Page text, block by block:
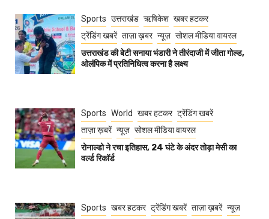
Sports उत्तराखंड ऋषिकेश खबर हटकर
ट्रेंडिंग खबरें ताज़ा ख़बर न्यूज़ सोशल मीडिया वायरल
उत्तराखंड की बेटी सनाया भंडारी ने तीरंदाजी में जीता गोल्ड,
ओलंपिक में प्रतिनिधित्व करना है लक्ष्य
Sports World खबर हटकर ट्रेंडिंग खबरें
ताज़ा ख़बरें न्यूज़ सोशल मीडिया वायरल
रोनाल्डो ने रचा इतिहास, 24 घंटे के अंदर तोड़ा मेसी का
वर्ल्ड रिकॉर्ड
Sports खबर हटकर ट्रेंडिंग खबरें ताज़ा ख़बरें न्यूज़